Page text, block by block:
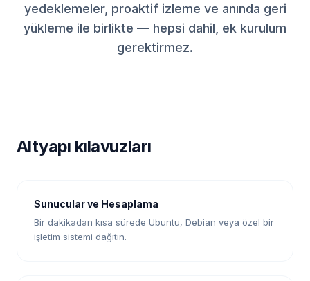
yedeklemeler, proaktif izleme ve anında geri
yükleme ile birlikte — hepsi dahil, ek kurulum
gerektirmez.
Altyapı kılavuzları
Sunucular ve Hesaplama
Bir dakikadan kısa sürede Ubuntu, Debian veya özel bir
işletim sistemi dağıtın.